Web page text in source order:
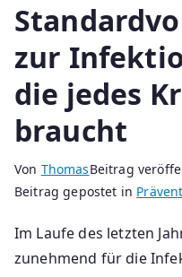
zur
die jedes
braucht
Von ThomasBeitrag
Beitrag gepostet in
Im Laufe des letzten
zunehmend für die